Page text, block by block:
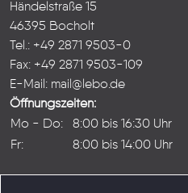
Händelstraße 15
46395 Bocholt
Tel.: +49 2871 9503-0
Fax: +49 2871 9503-109
E-Mail: mail@lebo.de
Öffnungszeiten:
Mo - Do:
8:00 bis 16:30 Uhr
Fr:
8:00 bis 14:00 Uhr